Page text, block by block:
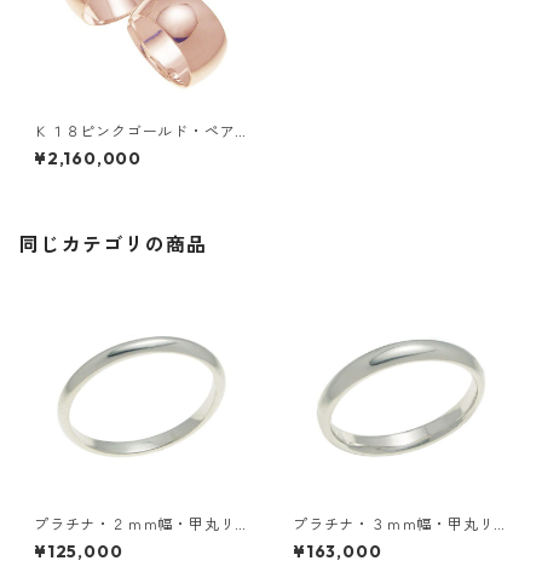
Ｋ１８ピンクゴールド・ペア
リング・１０ｍｍ幅・甲丸リ
ング
¥2,160,000
同じカテゴリの商品
プラチナ・２ｍｍ幅・甲丸リ
ング
¥125,000
プラチナ・３ｍｍ幅・甲丸リ
ング
¥163,000